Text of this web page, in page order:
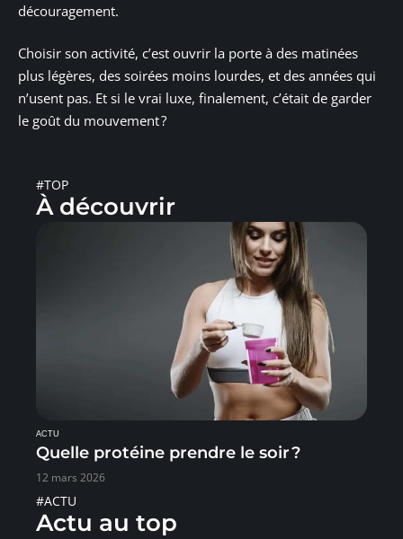
découragement.
Choisir son activité, c’est ouvrir la porte à des matinées
plus légères, des soirées moins lourdes, et des années qui
n’usent pas. Et si le vrai luxe, finalement, c’était de garder
le goût du mouvement ?
#TOP
À découvrir
ACTU
Quelle protéine prendre le soir ?
12 mars 2026
#ACTU
Actu au top